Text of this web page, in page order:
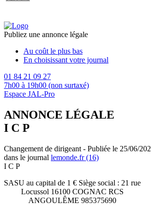
Publiez une annonce légale
Au coût le plus bas
En choisissant votre journal
01 84 21 09 27
7h00 à 19h00 (non surtaxé)
Espace JAL-Pro
ANNONCE LÉGALE
I C P
Changement de dirigeant - Publiée le 25/06/
dans le journal lemonde.fr (16)
I C P
SASU au capital de 1 € Siège social : 21 rue
Locussol 16100 COGNAC RCS
ANGOULÊME 985375690